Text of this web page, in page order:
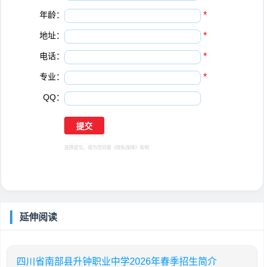
年龄： *
地址： *
电话： *
专业： *
QQ：
选择提交，视为您同意 《隐私保障》 条例
延伸阅读
四川省南部县升钟职业中学2026年春季招生简介